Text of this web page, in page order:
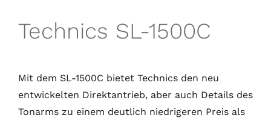
Technics SL-1500C
Mit dem SL-1500C bietet Technics den neu
entwickelten Direktantrieb, aber auch Details des
Tonarms zu einem deutlich niedrigeren Preis als